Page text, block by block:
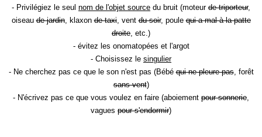
- Privilégiez le seul nom de l'objet source du bruit (moteur de triporteur,
oiseaude jardin, klaxonde taxi, ventdu soir, poulequi a mal à la patte
droite , etc.)
- évitez les onomatopées et l'argot
- Choisissez le singulier
- Ne cherchez pas ce que le son n'est pas (Bébéqui ne pleure pas, forêt
sans vent)
- N'écrivez pas ce que vous voulez en faire (aboiement pour sonnerie
vagues pour s'endormir)